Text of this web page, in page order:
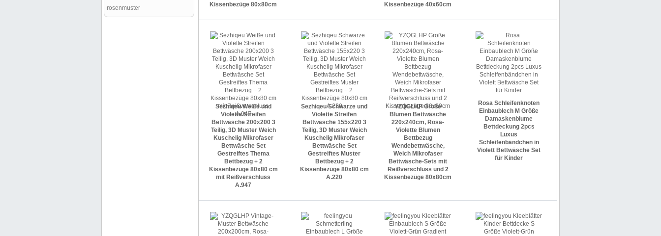
Kissenbezüge 80x80cm
Kissenbezüge 40x60cm
Sezhiqeu Weiße und
Violette Streifen
Bettwäsche 200x200 3
Teilig, 3D Muster Weich
Kuschelig Mikrofaser
Bettwäsche Set
Gestreiftes Thema
Bettbezug + 2
Kissenbezüge 80x80 cm
mit Reißverschluss
A.947
Sezhiqeu Schwarze und
Violette Streifen
Bettwäsche 155x220 3
Teilig, 3D Muster Weich
Kuschelig Mikrofaser
Bettwäsche Set
Gestreiftes Muster
Bettbezug + 2
Kissenbezüge 80x80 cm
A.220
YZQGLHP Große
Blumen Bettwäsche
220x240cm, Rosa-
Violette Blumen
Bettbezug
Wendebettwäsche,
Weich Mikrofaser
Bettwäsche-Sets mit
Reißverschluss und 2
Kissenbezüge 80x80cm
Rosa Schleifenknoten
Einbaublech M Größe
Damaskenblume
Bettdeckung 2pcs
Luxus
Schleifenbändchen in
Violett Bettwäsche Set
für Kinder
rosenmuster